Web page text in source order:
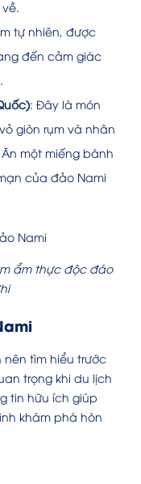
tự nhiên, được
đến cảm giác
: Đây là món
giòn rụm và nhân
một miếng bánh
của đảo Nami
ẩm thực độc đáo
tìm hiểu trước
trọng khi du lịch
tin hữu ích giúp
khám phá hòn